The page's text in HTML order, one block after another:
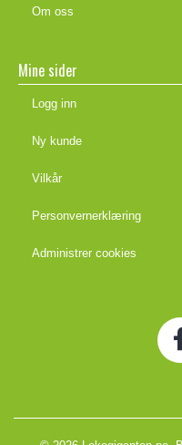
Om oss
Mine sider
Logg inn
Ny kunde
Vilkår
Personvernerklæring
Administrer cookies